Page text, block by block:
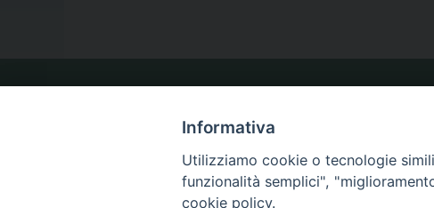
LA NOSTRA DIOCESI
IL VESCOVO
Informativa
Utilizziamo cookie o tecnologie
funzionalità semplici",
cookie policy.